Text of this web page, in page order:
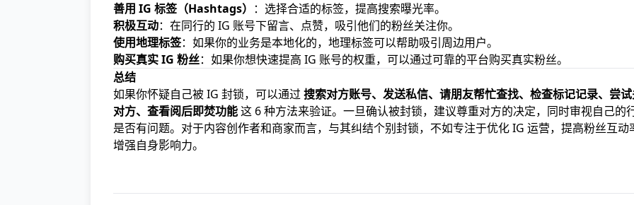
善用 IG 标签（Hashtags） ：选择合适的标签，提高搜索曝光率。
积极互动：在同行的 IG 账号下留言、点赞，吸引他们的粉丝关注你。
使用地理标签：如果你的业务是本地化的，地理标签可以帮助吸引周边用户。
购买真实 IG 粉丝：如果你想快速提高 IG 账号的权重，可以通过可靠的平台购买真实粉丝。
总结
如果你怀疑自己被 IG 封锁，可以通过搜索对方账号、发送私信、请朋友帮忙查找、检查标记记录、尝
对方、查看阅后即焚功能这 6 种方法来验证。一旦确认被封锁，建议尊重对方的决定，同时审视自己的
是否有问题。对于内容创作者和商家而言，与其纠结个别封锁，不如专注于优化 IG 运营，提高粉丝互动
增强自身影响力。